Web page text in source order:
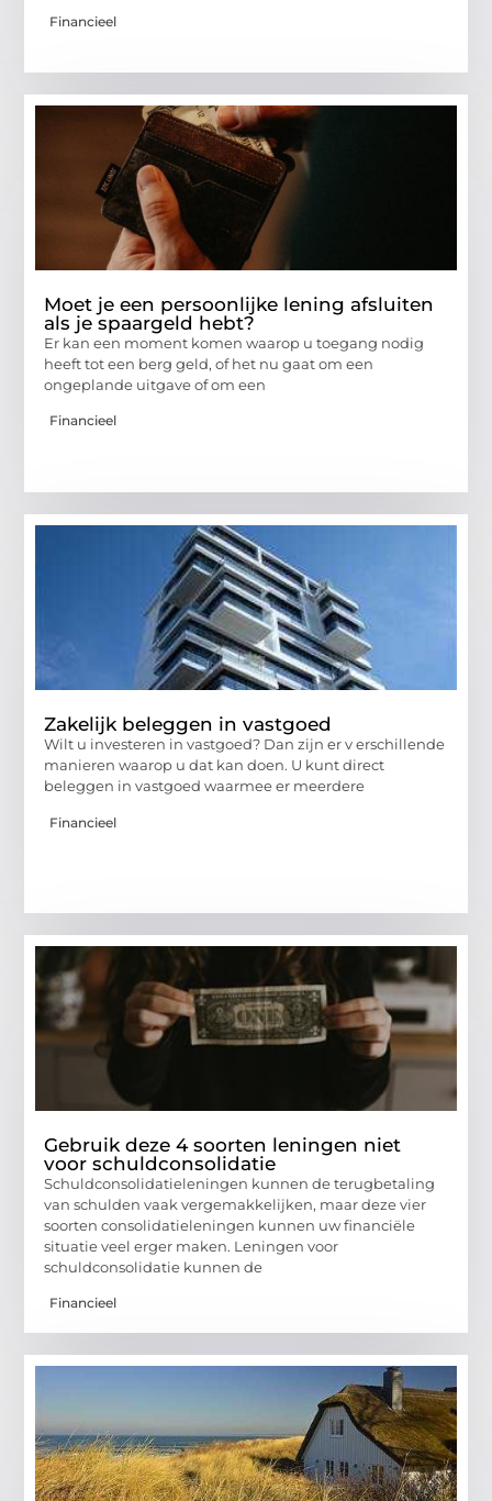
Financieel
Moet je een persoonlijke lening afsluiten
als je spaargeld hebt?
Er kan een moment komen waarop u toegang nodig
heeft tot een berg geld, of het nu gaat om een
ongeplande uitgave of om een
Financieel
Zakelijk beleggen in vastgoed
Wilt u investeren in vastgoed? Dan zijn er v erschillende
manieren waarop u dat kan doen. U kunt direct
beleggen in vastgoed waarmee er meerdere
Financieel
Gebruik deze 4 soorten leningen niet
voor schuldconsolidatie
Schuldconsolidatieleningen kunnen de terugbetaling
van schulden vaak vergemakkelijken, maar deze vier
soorten consolidatieleningen kunnen uw financiële
situatie veel erger maken. Leningen voor
schuldconsolidatie kunnen de
Financieel